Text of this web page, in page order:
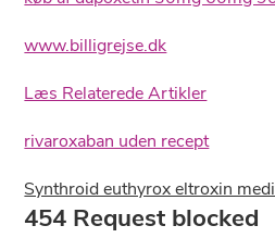
www.billigrejse.dk
Læs Relaterede Artikler
rivaroxaban uden recept
Synthroid euthyrox eltroxin
454 Request blocked